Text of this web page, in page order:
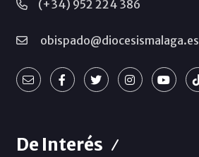
(+34) 952 224 386
obispado@diocesismalaga.es
De Interés